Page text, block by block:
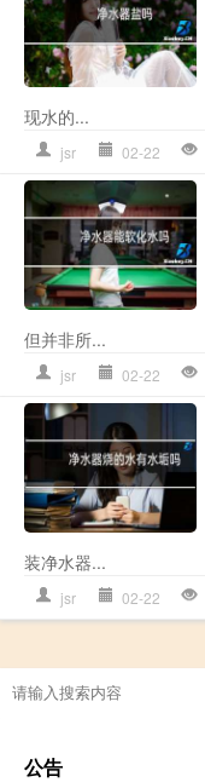
现水的...
jsr 02-22
但并非所...
jsr 02-22
装净水器...
jsr 02-22
公告